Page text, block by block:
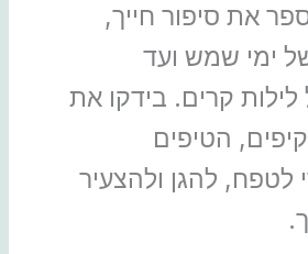
את סיפור חייך,
ימי שמש ועד
קרים. בידקו את
הטיפים
לטפח, להגן ולהצעיר